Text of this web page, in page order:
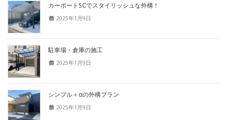
カーポートSCでスタイリッシュな外構！
2025年1月9日
駐車場・倉庫の施工
2025年1月9日
シンプル＋αの外構プラン
2025年1月9日